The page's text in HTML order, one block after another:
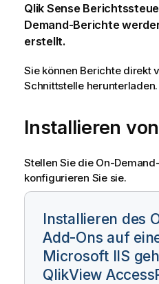
Qlik Sense
Demand-Berichte
erstellt.
Sie können Berichte direkt
Schnittstelle herunterladen.
Installieren von
Stellen Sie die On-Demand
konfigurieren Sie sie.
Installieren des
Add-Ons auf
Microsoft IIS
QlikView